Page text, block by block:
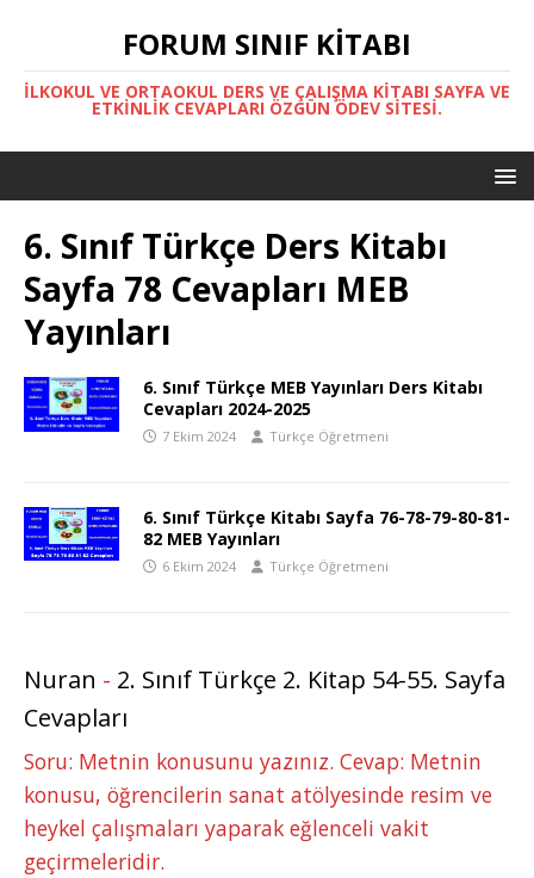
FORUM SINIF KITABI
İLKOKUL VE ORTAOKUL DERS VE ÇALIŞMA KITABI SAYFA VE
ETKINLIK CEVAPLARI ÖZGÜN ÖDEV SITESI.
6. Sınıf Türkçe Ders Kitabı
Sayfa 78 Cevapları MEB
Yayınları
6. Sınıf Türkçe MEB Yayınları Ders Kitabı
Cevapları 2024-2025
7 Ekim 2024 Türkçe Öğretmeni
6. Sınıf Türkçe Kitabı Sayfa 76-78-79-80-81-
82 MEB Yayınları
6 Ekim 2024 Türkçe Öğretmeni
Nuran - 2. Sınıf Türkçe 2. Kitap 54-55. Sayfa
Cevapları
Soru: Metnin konusunu yazınız. Cevap: Metnin
konusu, öğrencilerin sanat atölyesinde resim ve
heykel çalışmaları yaparak eğlenceli vakit
geçirmeleridir.